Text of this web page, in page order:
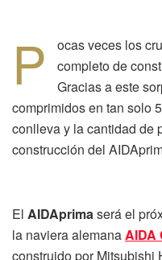
P
ocas veces los
completo de
Gracias a este
comprimidos en tan solo
conlleva y la cantidad de
construcción del
El AIDAprimaserá el
la naviera alemanaAIDA
construido por Mitsubishi